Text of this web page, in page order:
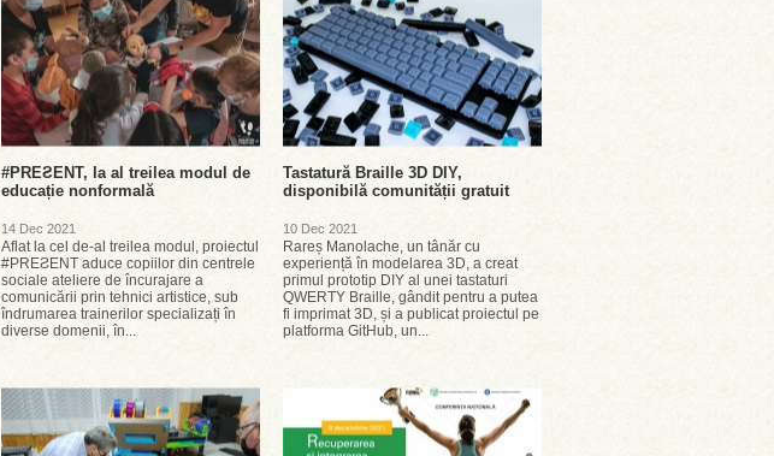
#PREƧENT, la al treilea modul de
educație nonformală
14 Dec 2021
Aflat la cel de-al treilea modul, proiectul
#PREƧENT aduce copiilor din centrele
sociale ateliere de încurajare a
comunicării prin tehnici artistice, sub
îndrumarea trainerilor specializați în
diverse domenii, în...
Tastatură Braille 3D DIY,
disponibilă comunității gratuit
10 Dec 2021
Rareș Manolache, un tânăr cu
experiență în modelarea 3D, a creat
primul prototip DIY al unei tastaturi
QWERTY Braille, gândit pentru a putea
fi imprimat 3D, și a publicat proiectul pe
platforma GitHub, un...